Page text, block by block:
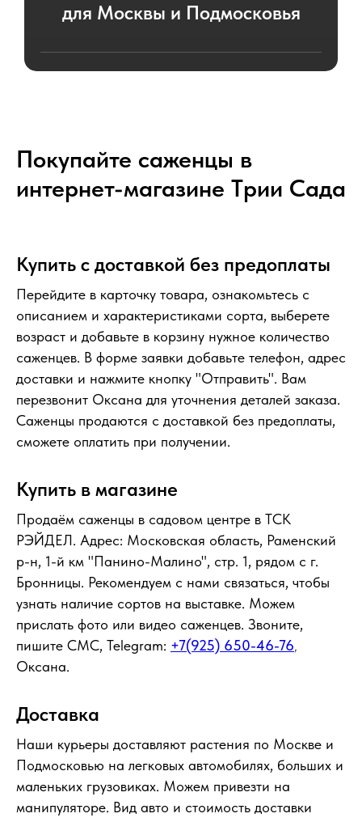
для Москвы и Подмосковья
Покупайте саженцы в
интернет-магазине Tрии Сада
Купить с доставкой без предоплаты
Перейдите в карточку товара, ознакомьтесь с
описанием и характеристиками сорта, выберете
возраст и добавьте в корзину нужное количество
саженцев. В форме заявки добавьте телефон, адрес
доставки и нажмите кнопку "Отправить". Вам
перезвонит Оксана для уточнения деталей заказа.
Саженцы продаются с доставкой без предоплаты,
сможете оплатить при получении.
Купить в магазине
Продаём саженцы в садовом центре в ТСК
РЭЙДЕЛ. Адрес: Московская область, Раменский
р-н, 1-й км "Панино-Малино", стр. 1, рядом с г.
Бронницы. Рекомендуем с нами связаться, чтобы
узнать наличие сортов на выставке. Можем
прислать фото или видео саженцев. Звоните,
пишите СМС, Telegram: +7(925) 650-46-76,
Оксана.
Доставка
Наши курьеры доставляют растения по Москве и
Подмосковью на легковых автомобилях, больших и
маленьких грузовиках. Можем привезти на
манипуляторе. Вид авто и стоимость доставки